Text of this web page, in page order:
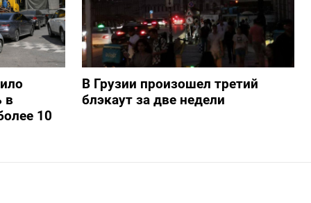
в
10
В Грузии произошел третий
блэкаут за две недели